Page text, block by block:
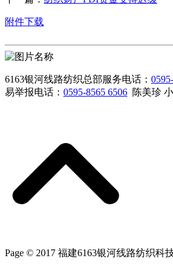
附件下载
6163银河线路纺织总部服务电话：
易举报电话： 0595-8565 6506 陈美珍
Page © 2017 福建6163银河线路纺织科